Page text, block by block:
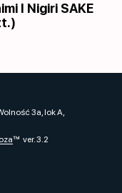
I Nigiri SAKE
3a, lok A,
ver. 3.2